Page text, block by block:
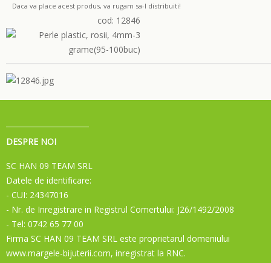
Daca va place acest produs, va rugam sa-l distribuiti!
cod: 12846
DESPRE NOI
SC HAN 09 TEAM SRL
Datele de identificare:
- CUI: 24347016
- Nr. de Inregistrare in Registrul Comertului: J26/1492/2008
- Tel: 0742 65 77 00
Firma SC HAN 09 TEAM SRL este proprietarul domeniului
www.margele-bijuterii.com, inregistrat la RNC.